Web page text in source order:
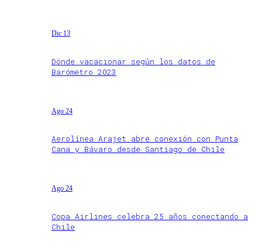
Dic 13
Dónde vacacionar según los datos de
Barómetro 2023
Ago 24
Aerolínea Arajet abre conexión con Punta
Cana y Bávaro desde Santiago de Chile
Ago 24
Copa Airlines celebra 25 años conectando a
Chile